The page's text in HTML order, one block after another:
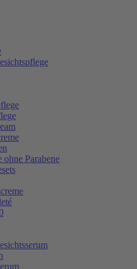
ohne Parabene